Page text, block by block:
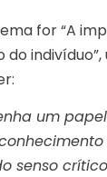
for “A
um
senso